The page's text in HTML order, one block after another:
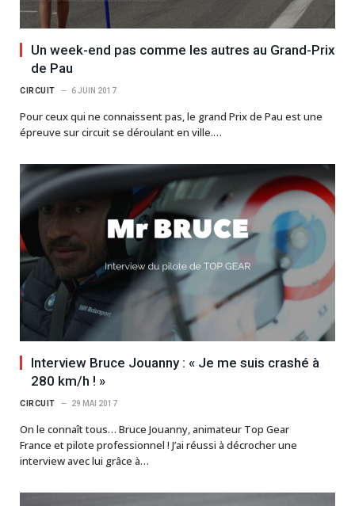
Un week-end pas comme les autres au Grand-Prix
de Pau
CIRCUIT 6 JUIN 2017
Pour ceux qui ne connaissent pas, le grand Prix de Pau est une
épreuve sur circuit se déroulant en ville.…
Interview Bruce Jouanny : « Je me suis crashé à
280 km/h ! »
CIRCUIT 29 MAI 2017
On le connaît tous… Bruce Jouanny, animateur Top Gear
France et pilote professionnel ! J’ai réussi à décrocher une
interview avec lui grâce à…